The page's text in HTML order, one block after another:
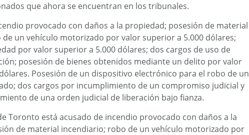
que ahora se encuentran en los tribunales.
provocado con daños a la propiedad; posesión de material
un vehículo motorizado por valor superior a 5.000 dólares;
por valor superior a 5.000 dólares; dos cargos de uso de
posesión de bienes obtenidos mediante un delito por valor
Posesión de un dispositivo electrónico para el robo de un
dos cargos por incumplimiento de un compromiso judicial y
de una orden judicial de liberación bajo fianza.
Toronto está acusado de incendio provocado con daños a la
de material incendiario; robo de un vehículo motorizado por